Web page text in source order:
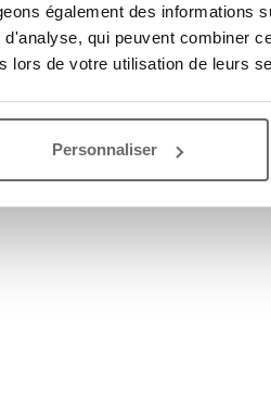
également des informations
qui peuvent combiner
lors de votre utilisation de leurs
Personnaliser